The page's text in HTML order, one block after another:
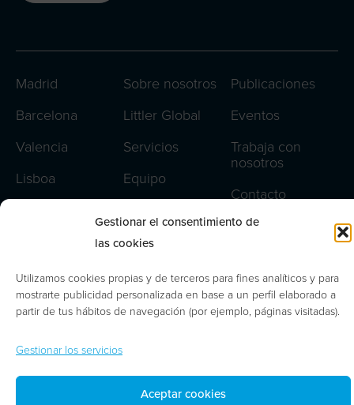
Gestionar el consentimiento de
las cookies
Utilizamos cookies propias y de terceros para fines analíticos y para
mostrarte publicidad personalizada en base a un perfil elaborado a
partir de tus hábitos de navegación (por ejemplo, páginas visitadas).
Gestionar los servicios
Aceptar cookies
Sobre nosotros
Littler Global
Servicios
Equipo
Publicaciones
Eventos
Trabaja con
nosotros
Contacto
Madrid
Barcelona
Valencia
Lisboa
Aviso legal
Política de cookies
Gestionar cookies
© 2026 | Abdón Pedrajas Abogados y Asesores
Tributarios, S. L. P.